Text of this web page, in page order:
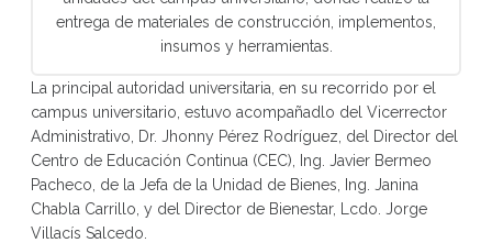
entrega de materiales de construcción, implementos,
insumos y herramientas.
La principal autoridad universitaria, en su recorrido por el
campus universitario, estuvo acompañadlo del Vicerrector
Administrativo, Dr. Jhonny Pérez Rodríguez, del Director del
Centro de Educación Continua (CEC), Ing. Javier Bermeo
Pacheco, de la Jefa de la Unidad de Bienes, Ing. Janina
Chabla Carrillo, y del Director de Bienestar, Lcdo. Jorge
Villacís Salcedo.